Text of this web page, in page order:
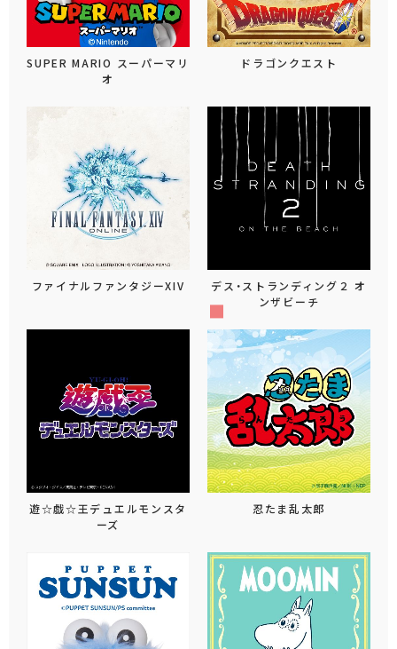
SUPER MARIO スーパーマリ
オ
ドラゴンクエスト
ファイナルファンタジーXIV
デス・ストランディング２ オ
ンザビーチ
遊☆戯☆王デュエルモンスタ
ーズ
忍たま乱太郎